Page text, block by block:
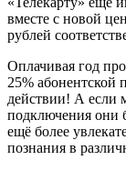
вместе с новой
рублей
Оплачивая год
25% абонентской
действии! А если
подключения они
ещё более
познания в